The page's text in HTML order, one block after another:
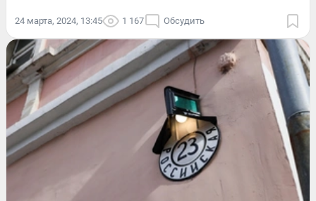
24 марта, 2024, 13:45 1 167 Обсудить